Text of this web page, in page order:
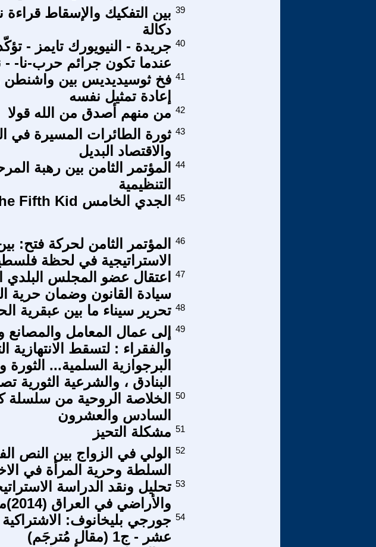
بين التفكيك والإسقاط
دكالة
39
جريدة - النيويورك تايمز -
عندما تكون جرائم حرب-نا-
40
فخ ثوسيديديس بين واشنطن
إعادة تمثيل نفسه
41
من منهم أصدق من الله قولا 42
ثورة الطائرات المسيرة في
والاقتصاد البديل
43
المؤتمر الثامن بين رهبة
التنظيمية
44
الجدي الخامس The Fifth Kid 45
المؤتمر الثامن لحركة فتح:
الاستراتيجية في لحظة
46
اعتقال عضو المجلس
سيادة القانون وضمان حرية
47
تحرير سيناء ما بين عبقرية 48
إلى عمال المعامل والمصانع
والفقراء : لتسقط الانتهازية
البرجوازية السلمية...
البنادق ، والشرعية الثورية
49
الخلاصة الروحية من سلسلة
السادس والعشرون
50
مشكلة التحيز 51
الولي في الزواج بين النص
السلطة وحرية المرأة في
52
تحليل ونقد الدراسة
والأراضي في العراق (2014)من وجهة نظر خبرة عراقية
53
جورجي بليخانوف:
عشر - ج1 (مقال مُترجَم)
54